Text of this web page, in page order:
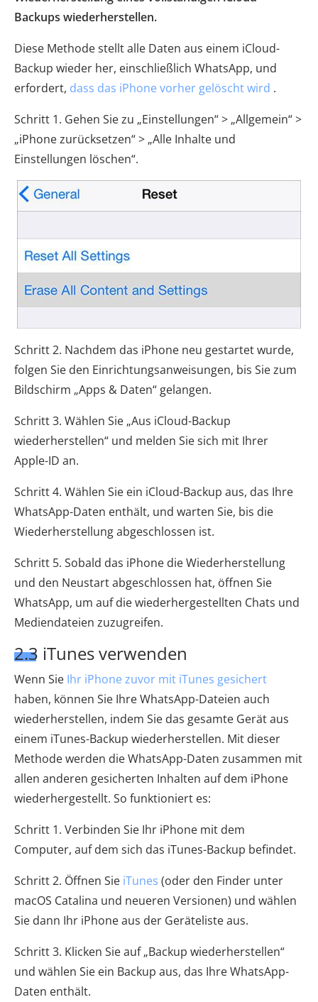
Backups wiederherstellen.
Diese Methode stellt alle Daten aus einem iCloud-
Backup wieder her, einschließlich WhatsApp, und
erfordert, dass das iPhone vorher gelöscht wird .
Schritt 1. Gehen Sie zu „Einstellungen“ > „Allgemein“ >
„iPhone zurücksetzen“ > „Alle Inhalte und
Einstellungen löschen“.
Schritt 2. Nachdem das iPhone neu gestartet wurde,
folgen Sie den Einrichtungsanweisungen, bis Sie zum
Bildschirm „Apps & Daten“ gelangen.
Schritt 3. Wählen Sie „Aus iCloud-Backup
wiederherstellen“ und melden Sie sich mit Ihrer
Apple-ID an.
Schritt 4. Wählen Sie ein iCloud-Backup aus, das Ihre
WhatsApp-Daten enthält, und warten Sie, bis die
Wiederherstellung abgeschlossen ist.
Schritt 5. Sobald das iPhone die Wiederherstellung
und den Neustart abgeschlossen hat, öffnen Sie
WhatsApp, um auf die wiederhergestellten Chats und
Mediendateien zuzugreifen.
2.3 iTunes verwenden
Wenn Sie Ihr iPhone zuvor mit iTunes gesichert
haben, können Sie Ihre WhatsApp-Dateien auch
wiederherstellen, indem Sie das gesamte Gerät aus
einem iTunes-Backup wiederherstellen. Mit dieser
Methode werden die WhatsApp-Daten zusammen mit
allen anderen gesicherten Inhalten auf dem iPhone
wiederhergestellt. So funktioniert es:
Schritt 1. Verbinden Sie Ihr iPhone mit dem
Computer, auf dem sich das iTunes-Backup befindet.
Schritt 2. Öffnen Sie iTunes (oder den Finder unter
macOS Catalina und neueren Versionen) und wählen
Sie dann Ihr iPhone aus der Geräteliste aus.
Schritt 3. Klicken Sie auf „Backup wiederherstellen“
und wählen Sie ein Backup aus, das Ihre WhatsApp-
Daten enthält.